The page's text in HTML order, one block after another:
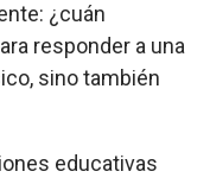
¿cuán
responder a una
sino también
educativas